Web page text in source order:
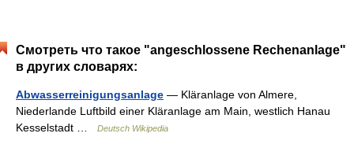
Смотреть что такое "angeschlossene Rechenanlage"
в других словарях:
Abwasserreinigungsanlage — Kläranlage von Almere,
Niederlande Luftbild einer Kläranlage am Main, westlich Hanau
Kesselstadt …
Deutsch Wikipedia